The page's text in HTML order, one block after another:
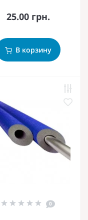
25.00 грн.
В корзину
0